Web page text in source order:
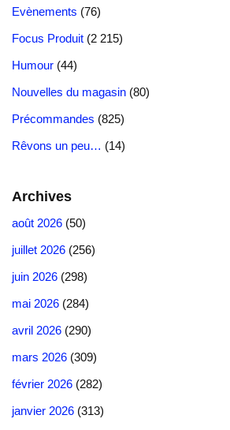
k
Evènements (76)
Focus Produit (2 215)
Humour (44)
Nouvelles du magasin (80)
Précommandes (825)
Rêvons un peu… (14)
Archives
août 2026 (50)
juillet 2026 (256)
juin 2026 (298)
mai 2026 (284)
avril 2026 (290)
mars 2026 (309)
février 2026 (282)
janvier 2026 (313)